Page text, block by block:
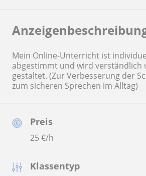
Preis
25€/h
Klassentyp
Mein Online-Unterricht ist
abgestimmt und wird verständlich
gestaltet. (Zur Verbesserung der
zum sicheren Sprechen im Alltag)